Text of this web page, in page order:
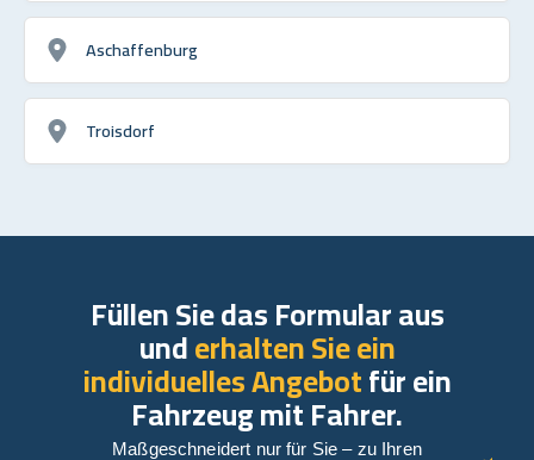
Aschaffenburg
Troisdorf
Füllen Sie das Formular aus
underhalten Sie ein
individuelles Angebotfür ein
Fahrzeug mit Fahrer.
Maßgeschneidert nur für Sie – zu Ihren